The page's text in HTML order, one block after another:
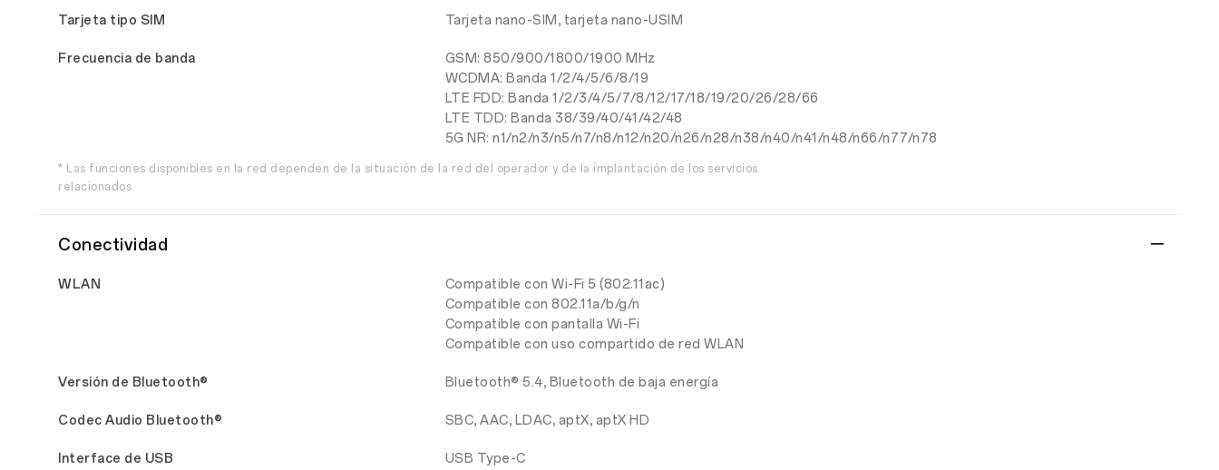
Tarjeta tipo SIM Tarjeta nano-SIM, tarjeta nano-USIM
Frecuencia de banda
GSM: 850/900/1800/1900 MHz
WCDMA: Banda 1/2/4/5/6/8/19
LTE FDD: Banda 1/2/3/4/5/7/8/12/17/18/19/20/26/28/66
LTE TDD: Banda 38/39/40/41/42/48
5G NR: n1/n2/n3/n5/n7/n8/n12/n20/n26/n28/n38/n40/n41/n48/n66/n77/n78
* Las funciones disponibles en la red dependen de la situación de la red del operador y de la implantación de los servicios
relacionados.
Conectividad
WLAN
Compatible con Wi-Fi 5 (802.11ac)
Compatible con 802.11a/b/g/n
Compatible con pantalla Wi-Fi
Compatible con uso compartido de red WLAN
Versión de Bluetooth® Bluetooth® 5.4, Bluetooth de baja energía
Codec Audio Bluetooth® SBC, AAC, LDAC, aptX, aptX HD
Interface de USB USB Type-C